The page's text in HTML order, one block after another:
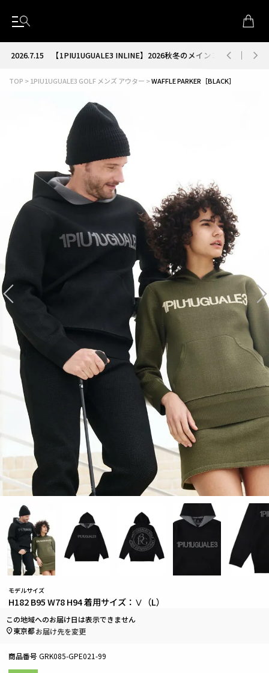
2026.7.15【1PIU1UGUALE3 INLINE】2026秋冬のメインコレクションが
TOP 1PIU1UGUALE3 GOLF メンズ アウター WAFFLE PARKER［BLACK］
モデルサイズ
H182 B95 W78 H94 着用サイズ：Ⅴ（L）
商品番号 GRK085-GPE021-99
この地域へのお届け日は表示できません
東京都お届け先を変更